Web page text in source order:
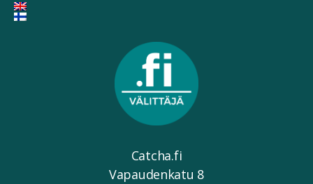
Catcha.fi
Vapaudenkatu 8